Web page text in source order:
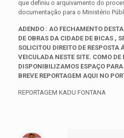
que definiu o arquivamento do
documentação para o Ministério
ADENDO : AO FECHAMENTO
DE OBRAS DA CIDADE DE BICAS ,
SOLICITOU DIREITO DE RESPOSTA
VEICULADA NESTE SITE. COMO DE
DISPONIBILIZAMOS ESPAÇO PARA
BREVE REPORTAGEM AQUI NO
REPORTAGEM KADU FONTANA